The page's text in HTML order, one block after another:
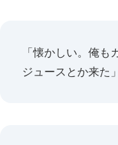
「懐かしい。俺も
ジュースとか来た」